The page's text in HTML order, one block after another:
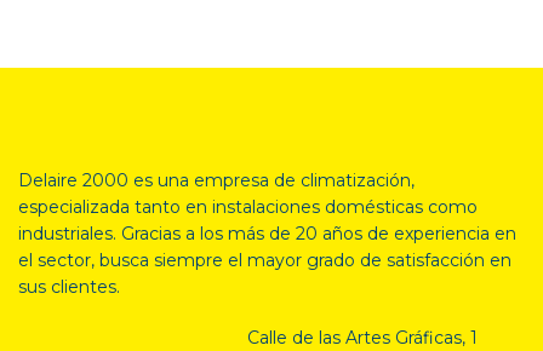
Delaire 2000 es una empresa de climatización,
especializada tanto en instalaciones domésticas como
industriales. Gracias a los más de 20 años de experiencia en
el sector, busca siempre el mayor grado de satisfacción en
sus clientes.
Calle de las Artes Gráficas, 1